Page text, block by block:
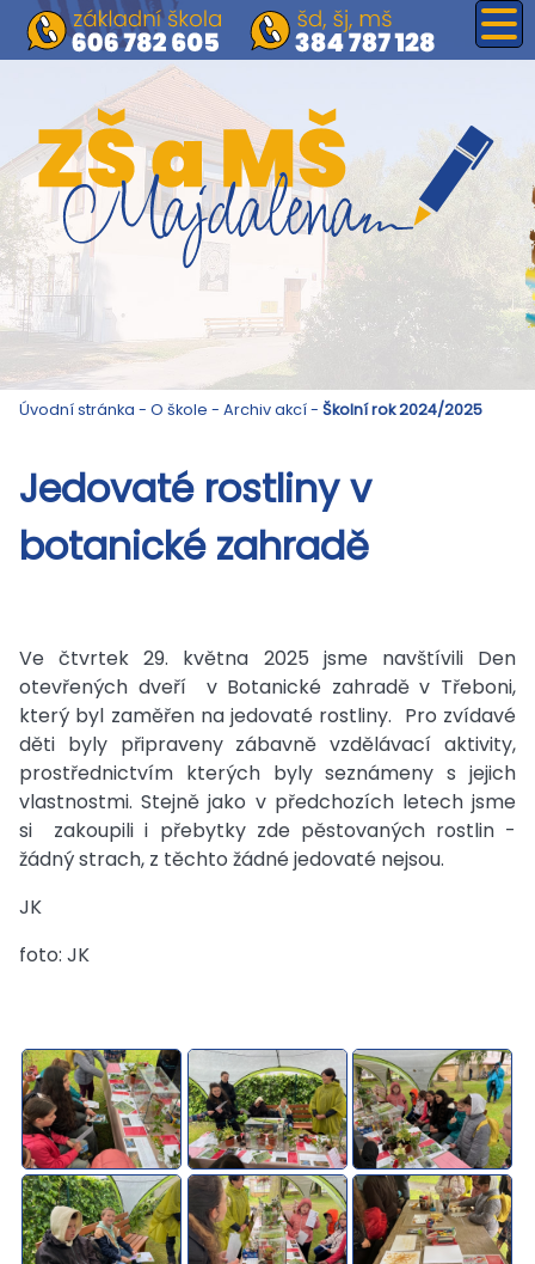
Úvodní stránka - O škole - Archiv akcí- Školní rok 2024/2025
Jedovaté rostliny v
botanické zahradě
Ve čtvrtek 29. května 2025 jsme navštívili Den
otevřených dveří v Botanické zahradě v Třeboni,
který byl zaměřen na jedovaté rostliny. Pro zvídavé
děti byly připraveny zábavně vzdělávací aktivity,
prostřednictvím kterých byly seznámeny s jejich
vlastnostmi. Stejně jako v předchozích letech jsme
si zakoupili i přebytky zde pěstovaných rostlin -
žádný strach, z těchto žádné jedovaté nejsou.
JK
foto: JK